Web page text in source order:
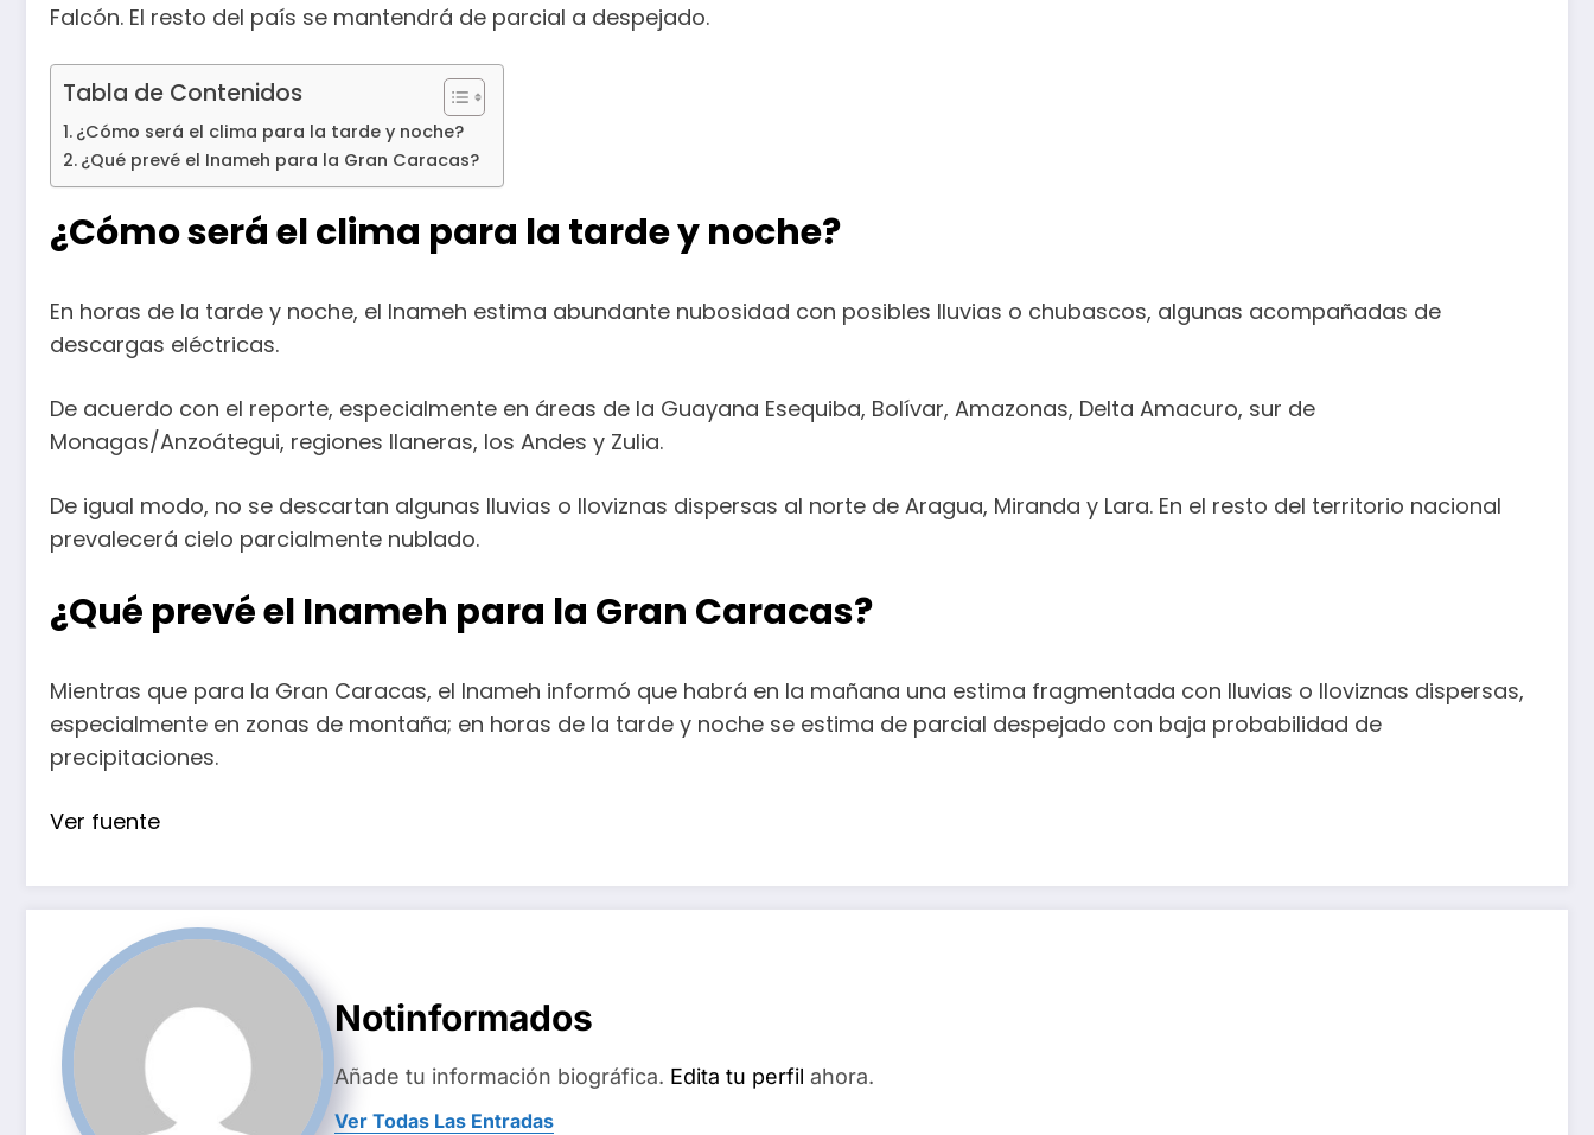
Falcón. El resto del país se mantendrá de parcial a despejado.
Tabla de Contenidos
¿Cómo será el clima para la tarde y noche?
¿Qué prevé el Inameh para la Gran Caracas?
¿Cómo será el clima para la tarde y noche?
En horas de la tarde y noche, el Inameh estima abundante nubosidad con posibles lluvias o chubascos, algunas acompañadas de
descargas eléctricas.
De acuerdo con el reporte, especialmente en áreas de la Guayana Esequiba, Bolívar, Amazonas, Delta Amacuro, sur de
Monagas/Anzoátegui, regiones llaneras, los Andes y Zulia.
De igual modo, no se descartan algunas lluvias o lloviznas dispersas al norte de Aragua, Miranda y Lara. En el resto del territorio nacional
prevalecerá cielo parcialmente nublado.
¿Qué prevé el Inameh para la Gran Caracas?
Mientras que para la Gran Caracas, el Inameh informó que habrá en la mañana una estima fragmentada con lluvias o lloviznas dispersas,
especialmente en zonas de montaña; en horas de la tarde y noche se estima de parcial despejado con baja probabilidad de
precipitaciones.
Ver fuente
Notinformados
Añade tu información biográfica. Edita tu perfil ahora.
Ver Todas Las Entradas